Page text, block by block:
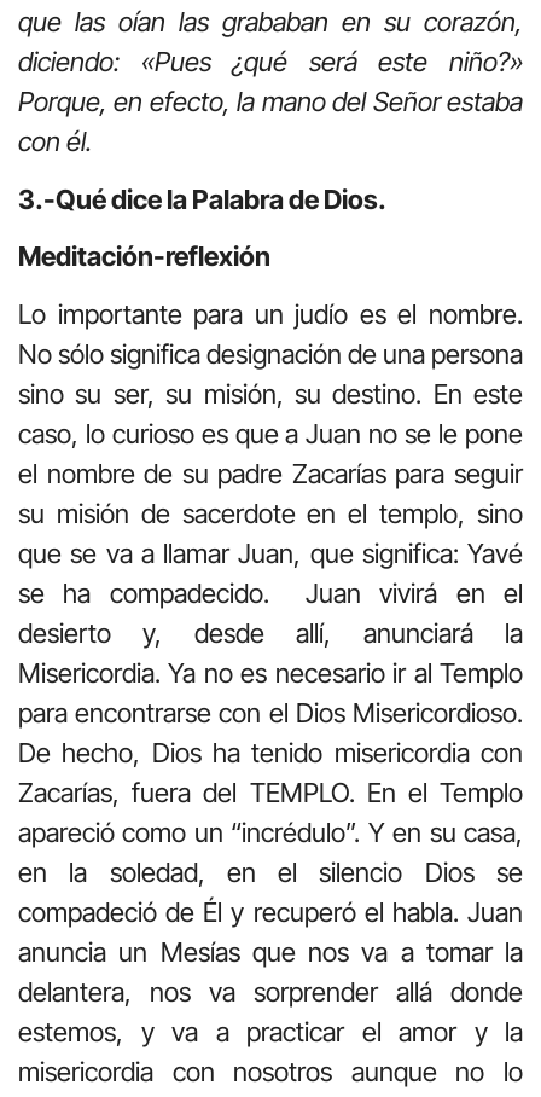
que las oían las grababan en su corazón,
diciendo: «Pues ¿qué será este niño?»
Porque, en efecto, la mano del Señor estaba
con él.
3.-Qué dice la Palabra de Dios.
Meditación-reflexión
Lo importante para un judío es el nombre.
No sólo significa designación de una persona
sino su ser, su misión, su destino. En este
caso, lo curioso es que a Juan no se le pone
el nombre de su padre Zacarías para seguir
su misión de sacerdote en el templo, sino
que se va a llamar Juan, que significa: Yavé
se ha compadecido. Juan vivirá en el
desierto y, desde allí, anunciará la
Misericordia. Ya no es necesario ir al Templo
para encontrarse con el Dios Misericordioso.
De hecho, Dios ha tenido misericordia con
Zacarías, fuera del TEMPLO. En el Templo
apareció como un “incrédulo”. Y en su casa,
en la soledad, en el silencio Dios se
compadeció de Él y recuperó el habla. Juan
anuncia un Mesías que nos va a tomar la
delantera, nos va sorprender allá donde
estemos, y va a practicar el amor y la
misericordia con nosotros aunque no lo